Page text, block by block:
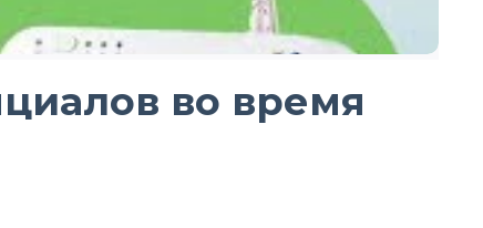
во время